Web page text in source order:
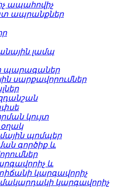
ապահովիչ
ապրանքներ
լամպ
պարագաներ
սարքավորումներ
կույտ
պոմպեր
գործիք և
և
կարգավորիչ
մակարդակի կարգավորիչ